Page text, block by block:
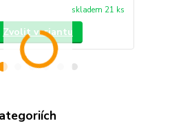
skladem 21 ks
Zvolit variantu